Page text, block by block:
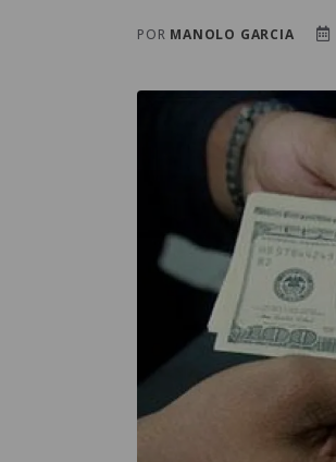
POR MANOLO GARCIA